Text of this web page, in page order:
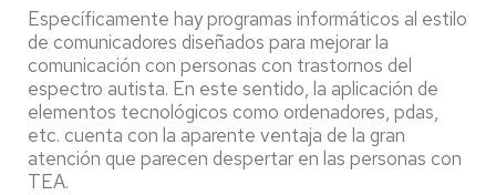
Específicamente hay programas informáticos al estilo
de comunicadores diseñados para mejorar la
comunicación con personas con trastornos del
espectro autista. En este sentido, la aplicación de
elementos tecnológicos como ordenadores, pdas,
etc. cuenta con la aparente ventaja de la gran
atención que parecen despertar en las personas con
TEA.